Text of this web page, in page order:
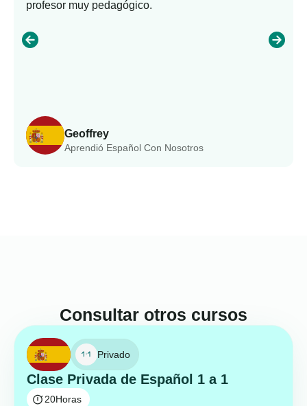
Geoffrey
Aprendió Español Con Nosotros
profesor muy pedagógico.
Consultar otros cursos
Privado
Clase Privada de Español 1 a 1
20Horas